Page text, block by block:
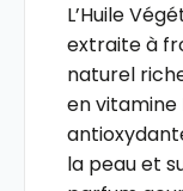
L’Huile
extraite à
naturel
en vitamine
la peau et